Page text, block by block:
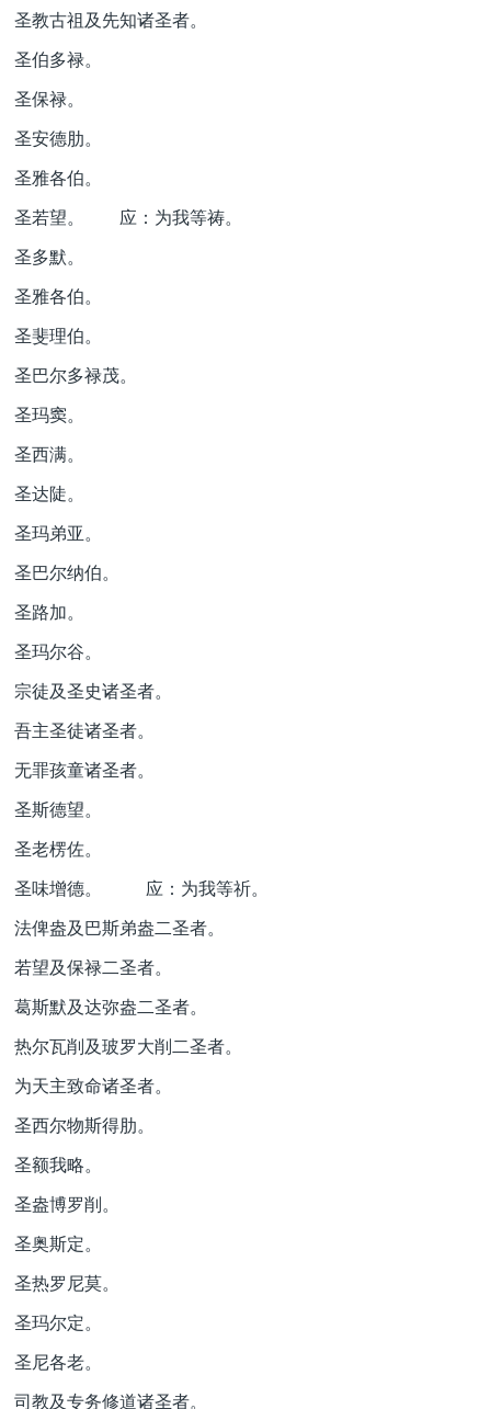
圣教古祖及先知诸圣者。
圣伯多禄。
圣保禄。
圣安德肋。
圣雅各伯。
圣若望。 应：为我等祷。
圣多默。
圣雅各伯。
圣斐理伯。
圣巴尔多禄茂。
圣玛窦。
圣西满。
圣达陡。
圣玛弟亚。
圣巴尔纳伯。
圣路加。
圣玛尔谷。
宗徒及圣史诸圣者。
吾主圣徒诸圣者。
无罪孩童诸圣者。
圣斯德望。
圣老楞佐。
圣味增德。 应：为我等祈。
法俾盎及巴斯弟盎二圣者。
若望及保禄二圣者。
葛斯默及达弥盎二圣者。
热尔瓦削及玻罗大削二圣者。
为天主致命诸圣者。
圣西尔物斯得肋。
圣额我略。
圣盎博罗削。
圣奥斯定。
圣热罗尼莫。
圣玛尔定。
圣尼各老。
司教及专务修道诸圣者。